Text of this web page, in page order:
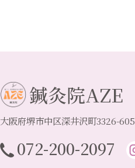
鍼灸院AZE
大阪府堺市中区深井沢町3326-605
072-200-2097